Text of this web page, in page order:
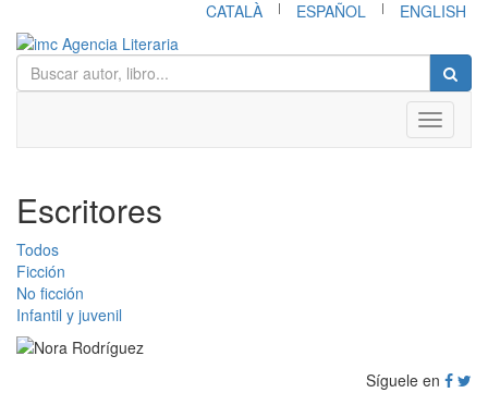
CATALÀ | ESPAÑOL | ENGLISH
Toggle
Escritores
Todos
Ficción
No ficción
Infantil y juvenil
Síguele en